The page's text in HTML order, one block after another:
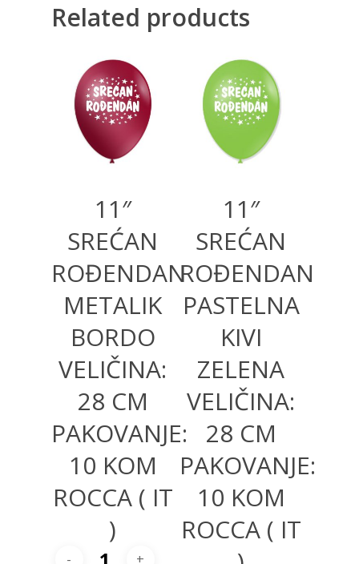
Related products
300,00RSD
11″
SREĆAN
ROĐENDAN
METALIK
BORDO
VELIČINA:
28 CM
PAKOVANJE:
10 KOM
ROCCA ( IT
)
300,00RSD
11″
SREĆAN
ROĐENDAN
PASTELNA
KIVI
ZELENA
VELIČINA:
28 CM
PAKOVANJE:
10 KOM
ROCCA ( IT